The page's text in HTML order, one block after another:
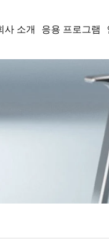
사 소개 응용 프로그램